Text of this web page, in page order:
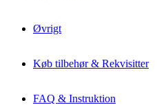
Øvrigt
Køb tilbehør & Rekvisitter
FAQ & Instruktion